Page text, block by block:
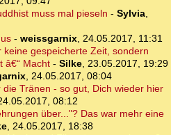
muss mal pieseln - Sylvia,
- weissgarnix, 24.05.2017, 11:31
keine gespeicherte Zeit, sondern
â€“ Macht - Silke, 23.05.2017, 19:29
, 24.05.2017, 08:04
die Tränen - so gut, Dich wieder hier
08:12
über..."? Das war mehr eine
, 24.05.2017, 18:38